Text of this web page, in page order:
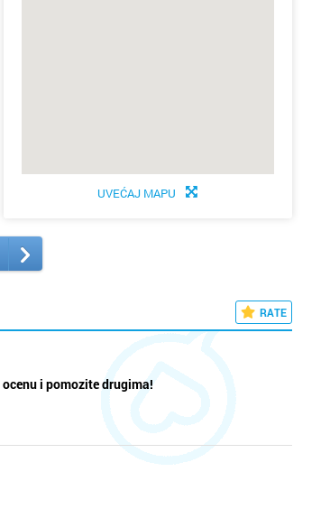
UVEĆAJ MAPU
RATE
i pomozite drugima!